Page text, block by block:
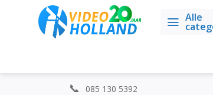
Alle
085 130 5392